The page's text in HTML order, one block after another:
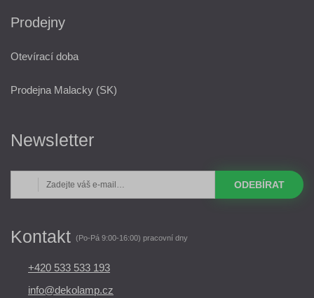
Prodejny
Otevírací doba
Prodejna Malacky (SK)
Newsletter
ODEBÍRAT
Kontakt (Po-Pá 9:00-16:00) pracovní dny
+420 533 533 193
info@dekolamp.cz